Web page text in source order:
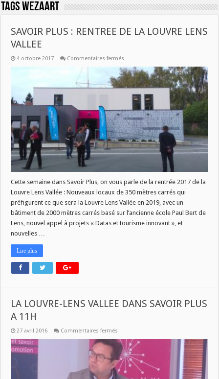
Tagswezaart
SAVOIR PLUS : RENTREE DE LA LOUVRE LENS
VALLEE
4 octobre 2017 Commentaires fermés
PLUS
:
RENTREE
DE
LOUVRE
LENS
VALLEE
Cette semaine dans Savoir Plus, on vous parle de la rentrée 2017 de la
Louvre Lens Vallée : Nouveaux locaux de 350 mètres carrés qui
préfigurent ce que sera la Louvre Lens Vallée en 2019, avec un
bâtiment de 2000 mètres carrés basé sur l’ancienne école Paul Bert de
Lens, nouvel appel à projets « Datas et tourisme innovant », et
nouvelles …
Lire plus
LA LOUVRE-LENS VALLEE DANS SAVOIR PLUS
A 11H
27 avril 2016 Commentaires fermés
LOUVRE-
LENS
VALLEE
DANS
SAVOIR
PLUS